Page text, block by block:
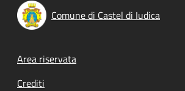
Comune di Castel di Iudica
Footer menu
Area riservata
Crediti